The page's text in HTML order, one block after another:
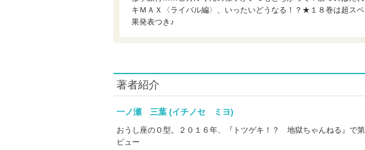
キＭＡＸ〈ライバル編〉、いったいどうなる！？★１８巻は超
果発表つき♪
著者紹介
一ノ瀬 三葉 (イチノセ ミヨ)
おうし座のＯ型。２０１６年、『トツゲキ！？ 地獄ちゃんねる』で
ビュー